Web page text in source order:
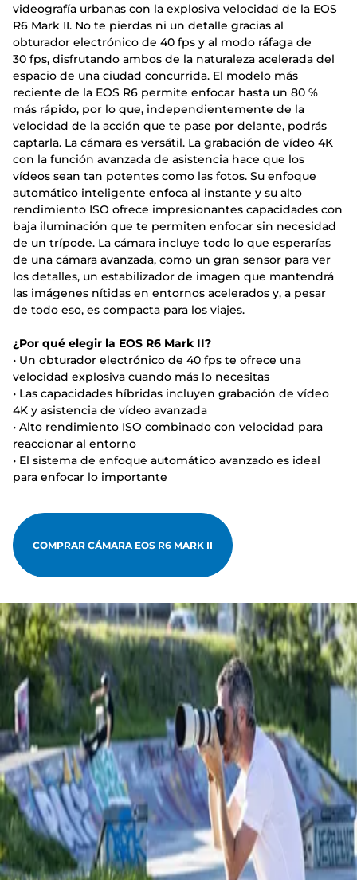
videografía urbanas con la explosiva velocidad de la EOS
R6 Mark II. No te pierdas ni un detalle gracias al
obturador electrónico de 40 fps y al modo ráfaga de
30 fps, disfrutando ambos de la naturaleza acelerada del
espacio de una ciudad concurrida. El modelo más
reciente de la EOS R6 permite enfocar hasta un 80 %
más rápido, por lo que, independientemente de la
velocidad de la acción que te pase por delante, podrás
captarla. La cámara es versátil. La grabación de vídeo 4K
con la función avanzada de asistencia hace que los
vídeos sean tan potentes como las fotos. Su enfoque
automático inteligente enfoca al instante y su alto
rendimiento ISO ofrece impresionantes capacidades con
baja iluminación que te permiten enfocar sin necesidad
de un trípode. La cámara incluye todo lo que esperarías
de una cámara avanzada, como un gran sensor para ver
los detalles, un estabilizador de imagen que mantendrá
las imágenes nítidas en entornos acelerados y, a pesar
de todo eso, es compacta para los viajes.
¿Por qué elegir la EOS R6 Mark II?
• Un obturador electrónico de 40 fps te ofrece una
velocidad explosiva cuando más lo necesitas
• Las capacidades híbridas incluyen grabación de vídeo
4K y asistencia de vídeo avanzada
• Alto rendimiento ISO combinado con velocidad para
reaccionar al entorno
• El sistema de enfoque automático avanzado es ideal
para enfocar lo importante
COMPRAR CÁMARA EOS R6 MARK II